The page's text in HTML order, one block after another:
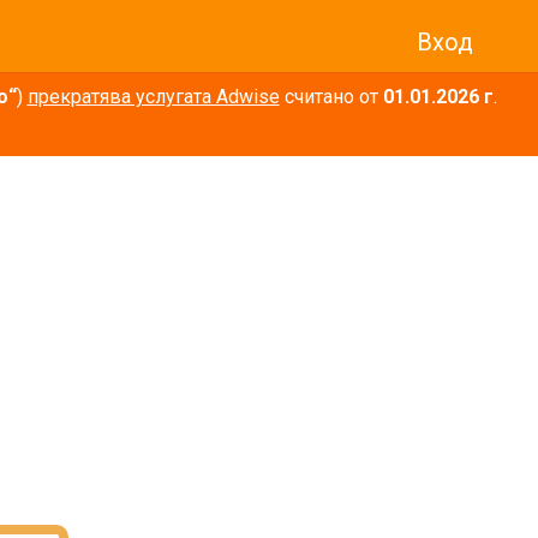
Вход
) прекратява услугата Adwiseсчитано от 01.01.2026 г.